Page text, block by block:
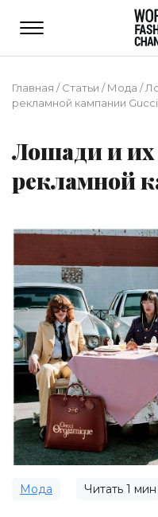
Главная /Статьи /Мода /
рекламной кампании Gucci
Лошади и их
рекламной
Мода Читать 1 мин